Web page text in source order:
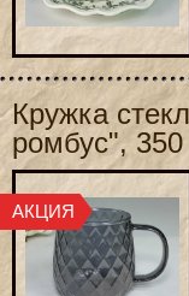
Кружка
ромбус",